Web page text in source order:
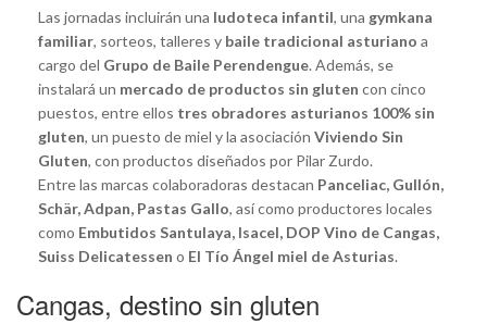
Las jornadas incluirán una ludoteca infantil, una gymkana
familiar, sorteos, talleres y baile tradicional asturiano a
cargo del Grupo de Baile Perendengue. Además, se
instalará un mercado de productos sin gluten con cinco
puestos, entre ellos tres obradores asturianos 100% sin
gluten, un puesto de miel y la asociación Viviendo Sin
Gluten, con productos diseñados por Pilar Zurdo.
Entre las marcas colaboradoras destacan Panceliac, Gullón,
Schär, Adpan, Pastas Gallo, así como productores locales
como Embutidos Santulaya, Isacel, DOP Vino de Cangas,
Suiss Delicatessen o El Tío Ángel miel de Asturias.
Cangas, destino sin gluten